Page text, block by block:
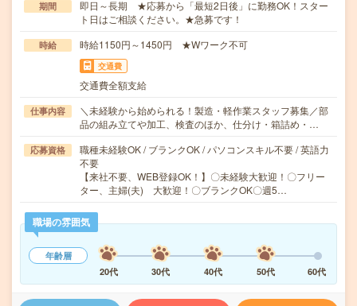
期間
即日～長期 ★応募から「最短2日後」に勤務OK！スター
ト日はご相談ください。★急募です！
時給 時給1150円～1450円 ★Wワーク不可
交通費
交通費全額支給
仕事内容
＼未経験から始められる！製造・軽作業スタッフ募集／部
品の組み立てや加工、検査のほか、仕分け・箱詰め・…
応募資格
職種未経験OK / ブランクOK / パソコンスキル不要 / 英語力
不要
【来社不要、WEB登録OK！】〇未経験大歓迎！〇フリー
ター、主婦(夫) 大歓迎！〇ブランクOK〇週5…
職場の雰囲気
年齢層
20代
30代 40代 50代 60代